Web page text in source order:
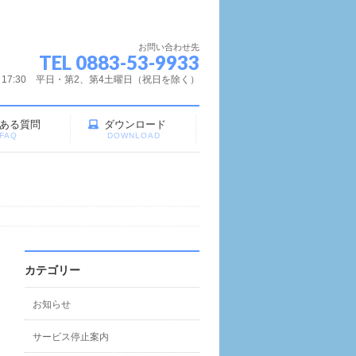
お問い合わせ先
TEL 0883-53-9933
平日・第2、第4土曜日（祝日を除く）
る質問
FAQ
ダウンロード
DOWNLOAD
カテゴリー
お知らせ
サービス停止案内